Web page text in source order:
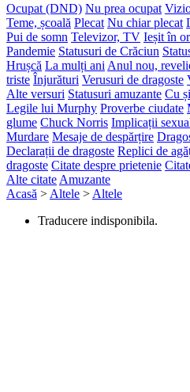
Ocupat (DND) Nu prea ocupat
Teme, școală Plecat Nu chiar plecat
Pui de somn Televizor, TV Ieșit în
Pandemie Statusuri de Crăciun
Hrușcă La mulți ani Anul nou,
triste Înjurături Verusuri de dragoste
Alte versuri Statusuri amuzante Cu
Legile lui Murphy Proverbe ciudate
glume Chuck Norris Implicații
Murdare Mesaje de despărțire
Declarații de dragoste Replici de
dragoste Citate despre prietenie
Alte citate Amuzante
Acasă > Altele > Altele
Traducere indisponibila.